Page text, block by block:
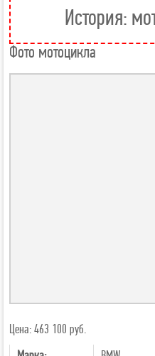
История:
Фото мотоцикла
Цена: 463 100 руб.